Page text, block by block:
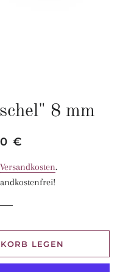
8 mm
€
Versandkosten.
LEGEN